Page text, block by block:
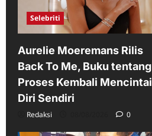
Selebriti
Aurelie Moeremans Rilis
Back To Me, Buku tentang
Proses Kembali Mencintai
Diri Sendiri
Redaksi 0